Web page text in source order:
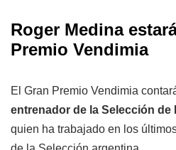
Roger Medina
Premio Vendimia
El Gran Premio Vendimia
entrenador de la Selección de
quien ha trabajado en los